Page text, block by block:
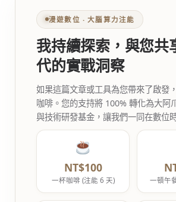
漫遊數位 ‧ 大腦算力注能
我持續探索，與您共
代的實戰洞察
如果這篇文章或工具為您帶來了啟發
咖啡。您的支持將 100% 轉化為大阿
與技術研發基金，讓我們一同在數位
NT$100
一杯咖啡 (注能 6 天) 一頓午